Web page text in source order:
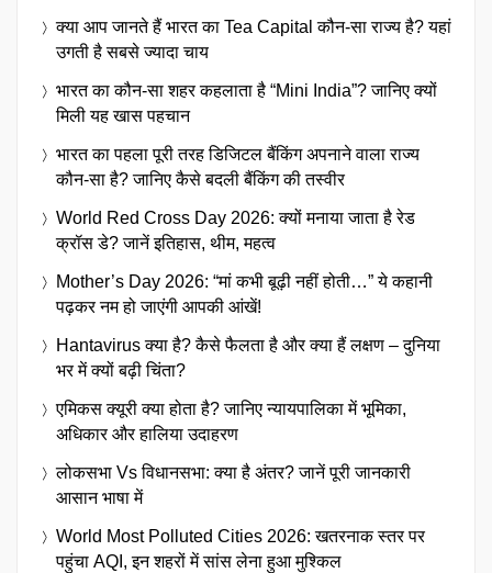
क्या आप जानते हैं भारत का Tea Capital कौन-सा राज्य है? यहां
उगती है सबसे ज्यादा चाय
भारत का कौन-सा शहर कहलाता है “Mini India”? जानिए क्यों
मिली यह खास पहचान
भारत का पहला पूरी तरह डिजिटल बैंकिंग अपनाने वाला राज्य
कौन-सा है? जानिए कैसे बदली बैंकिंग की तस्वीर
World Red Cross Day 2026: क्यों मनाया जाता है रेड
क्रॉस डे? जानें इतिहास, थीम, महत्व
Mother’s Day 2026: “मां कभी बूढ़ी नहीं होती…” ये कहानी
पढ़कर नम हो जाएंगी आपकी आंखें!
Hantavirus क्या है? कैसे फैलता है और क्या हैं लक्षण – दुनिया
भर में क्यों बढ़ी चिंता?
एमिकस क्यूरी क्या होता है? जानिए न्यायपालिका में भूमिका,
अधिकार और हालिया उदाहरण
लोकसभा Vs विधानसभा: क्या है अंतर? जानें पूरी जानकारी
आसान भाषा में
World Most Polluted Cities 2026: खतरनाक स्तर पर
पहुंचा AQI, इन शहरों में सांस लेना हुआ मुश्किल